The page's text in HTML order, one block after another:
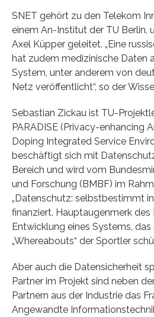
SNET gehört zu den Telekom
einem An-Institut der TU Berlin,
Axel Küpper geleitet. „Eine
hat zudem medizinische Daten
System, unter anderem von
Netz veröffentlicht“, so der
Sebastian Zickau ist TU-
PARADISE (Privacy-enhancing
Doping Integrated Service
beschäftigt sich mit
Bereich und wird vom
und Forschung (BMBF) im
„Datenschutz: selbstbestimmt
finanziert. Hauptaugenmerk
Entwicklung eines Systems,
„Whereabouts“ der Sportler
Aber auch die Datensicherheit
Partner im Projekt sind neben
Partnern aus der Industrie das
Angewandte